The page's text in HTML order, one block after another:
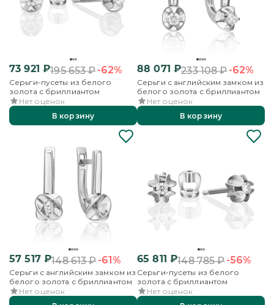
73 921 ₽195 653₽-62%
Серьги-пусеты из белого
золота с бриллиантом
Нет оценок
В корзину
88 071 ₽233 108₽-62%
Серьги с английским замком из
белого золота с бриллиантом
Нет оценок
В корзину
57 517₽148 613₽-61%
Серьги с английским замком из
белого золота с бриллиантом
Нет оценок
65 811 ₽148 785₽-56%
Серьги-пусеты из белого
золота с бриллиантом
Нет оценок